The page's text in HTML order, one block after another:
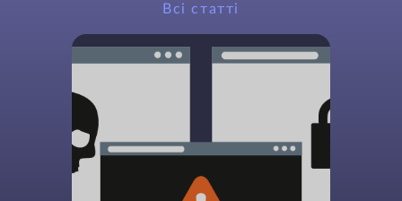
Всі статті